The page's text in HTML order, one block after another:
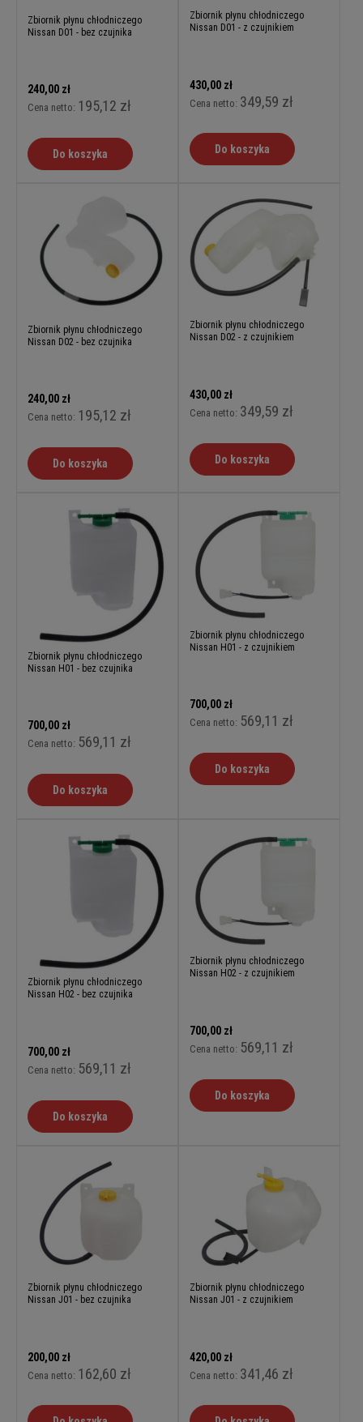
Zbiornik płynu chłodniczego
Nissan D01 - bez czujnika
240,00 zł
Cena netto: 195,12 zł
Do koszyka
Zbiornik płynu chłodniczego
Nissan D01 - z czujnikiem
430,00 zł
Cena netto: 349,59 zł
Do koszyka
Zbiornik płynu chłodniczego
Nissan D02 - bez czujnika
240,00 zł
Cena netto: 195,12 zł
Do koszyka
Zbiornik płynu chłodniczego
Nissan D02 - z czujnikiem
430,00 zł
Cena netto: 349,59 zł
Do koszyka
Zbiornik płynu chłodniczego
Nissan H01 - bez czujnika
700,00 zł
Cena netto: 569,11 zł
Do koszyka
Zbiornik płynu chłodniczego
Nissan H01 - z czujnikiem
700,00 zł
Cena netto: 569,11 zł
Do koszyka
Zbiornik płynu chłodniczego
Nissan H02 - bez czujnika
700,00 zł
Cena netto: 569,11 zł
Do koszyka
Zbiornik płynu chłodniczego
Nissan H02 - z czujnikiem
700,00 zł
Cena netto: 569,11 zł
Do koszyka
Zbiornik płynu chłodniczego
Nissan J01 - bez czujnika
200,00 zł
Cena netto: 162,60 zł
Zbiornik płynu chłodniczego
Nissan J01 - z czujnikiem
420,00 zł
Cena netto: 341,46 zł